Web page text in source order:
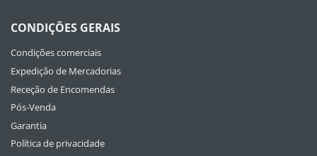
CONDIÇÕES GERAIS
Condições comerciais
Expedição de Mercadorias
Receção de Encomendas
Pós-Venda
Garantia
Política de privacidade